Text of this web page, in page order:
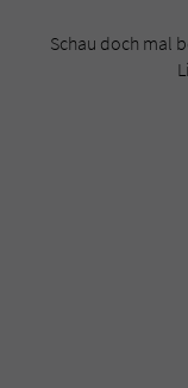
Schau doch mal